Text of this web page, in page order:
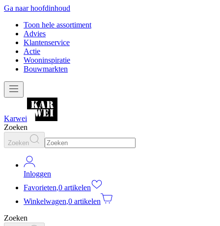
Ga naar hoofdinhoud
Toon hele assortiment
Advies
Klantenservice
Actie
Wooninspiratie
Bouwmarkten
Karwei
Zoeken
Zoeken
Inloggen
Favorieten,0 artikelen
Winkelwagen,0 artikelen
Zoeken